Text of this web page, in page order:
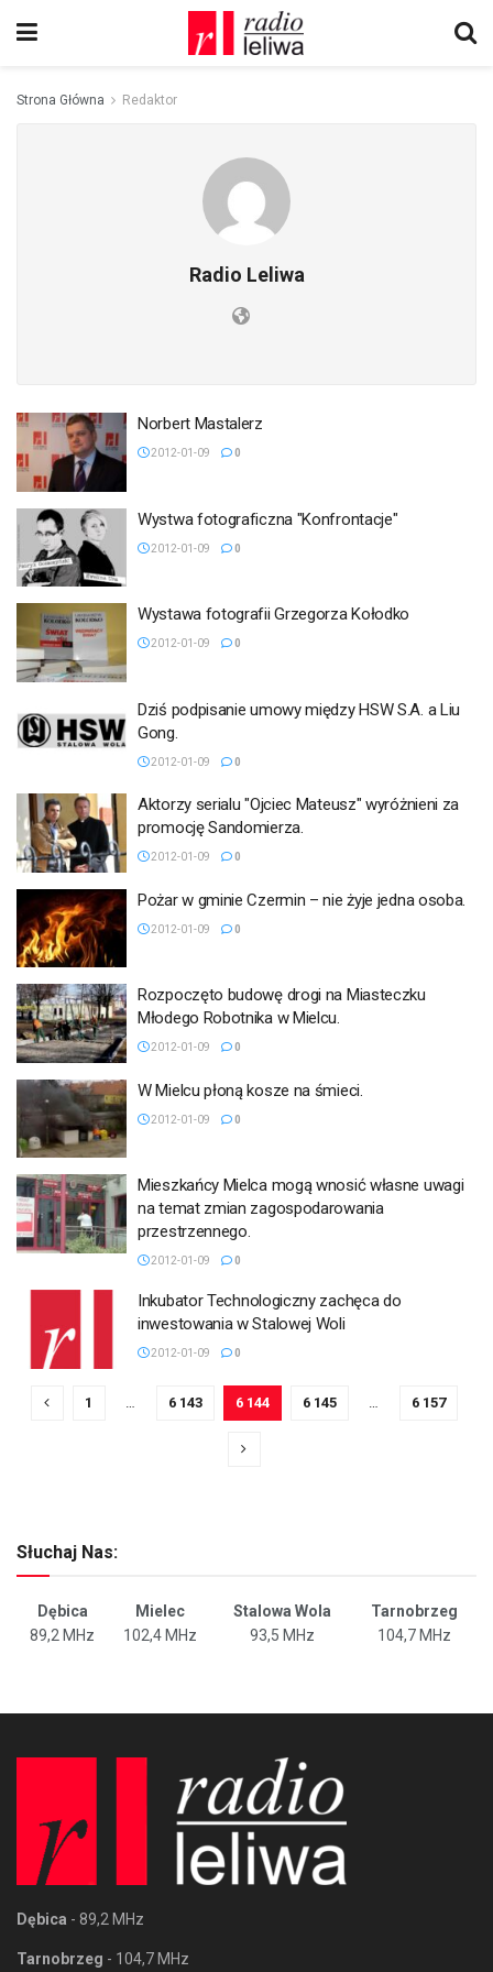
Strona Główna Redaktor
Radio Leliwa
Norbert Mastalerz
2012-01-09 0
Wystwa fotograficzna "Konfrontacje"
2012-01-09 0
Wystawa fotografii Grzegorza Kołodko
2012-01-09 0
Dziś podpisanie umowy między HSW S.A. a Liu
Gong.
2012-01-09 0
Aktorzy serialu "Ojciec Mateusz" wyróżnieni za
promocję Sandomierza.
2012-01-09 0
Pożar w gminie Czermin – nie żyje jedna osoba.
2012-01-09 0
Rozpoczęto budowę drogi na Miasteczku
Młodego Robotnika w Mielcu.
2012-01-09 0
W Mielcu płoną kosze na śmieci.
2012-01-09 0
Mieszkańcy Mielca mogą wnosić własne uwagi
na temat zmian zagospodarowania
przestrzennego.
2012-01-09 0
Inkubator Technologiczny zachęca do
inwestowania w Stalowej Woli
2012-01-09 0
1 6 143 6 144 6 145 6 157
Słuchaj Nas:
Dębica Mielec Stalowa Wola
Tarnobrzeg
89,2 MHz
102,4 MHz 93,5 MHz 104,7 MHz
Dębica - 89,2 MHz
Tarnobrzeg - 104,7 MHz